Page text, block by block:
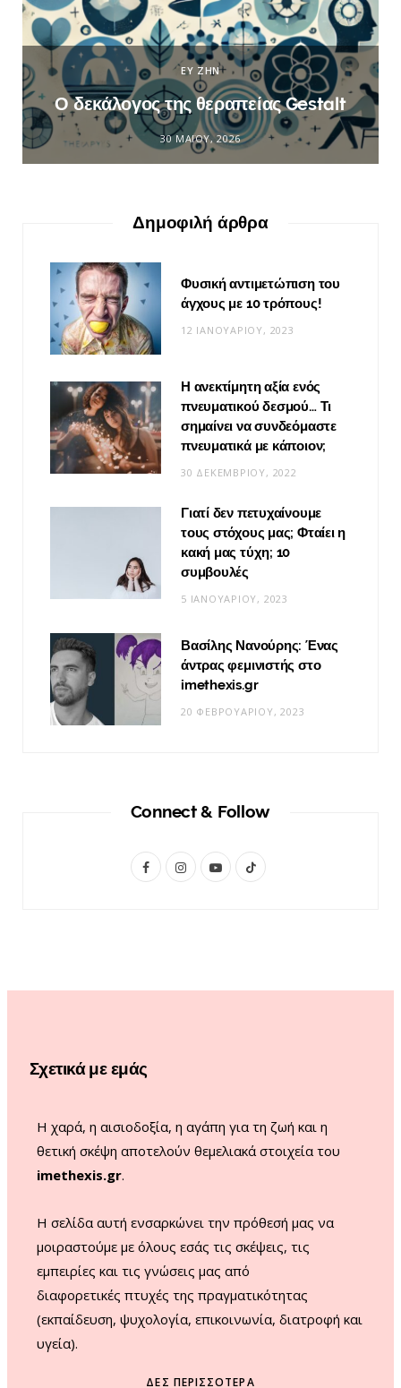
ΕΥ ΖΗΝ
Ο δεκάλογος της θεραπείας Gestalt
30 ΜΑΪ́ΟΥ, 2026
Δημοφιλή άρθρα
Φυσική αντιμετώπιση του
άγχους με 10 τρόπους!
12 ΙΑΝΟΥΑΡΊΟΥ, 2023
Η ανεκτίμητη αξία ενός
πνευματικού δεσμού… Τι
σημαίνει να συνδεόμαστε
πνευματικά με κάποιον;
30 ΔΕΚΕΜΒΡΊΟΥ, 2022
Γιατί δεν πετυχαίνουμε
τους στόχους μας; Φταίει η
κακή μας τύχη; 10
συμβουλές
5 ΙΑΝΟΥΑΡΊΟΥ, 2023
Βασίλης Νανούρης: Ένας
άντρας φεμινιστής στο
imethexis.gr
20 ΦΕΒΡΟΥΑΡΊΟΥ, 2023
Connect & Follow
F
b
I
a
Y
u
T
o
Σχετικά με εμάς
Η χαρά, η αισιοδοξία, η αγάπη για τη ζωή και η
θετική σκέψη αποτελούν θεμελιακά στοιχεία του
imethexis.gr.
H σελίδα αυτή ενσαρκώνει την πρόθεσή μας να
μοιραστούμε με όλους εσάς τις σκέψεις, τις
εμπειρίες και τις γνώσεις μας από
διαφορετικές πτυχές της πραγματικότητας
(εκπαίδευση, ψυχολογία, επικοινωνία, διατροφή και
υγεία).
ΔΕΣ ΠΕΡΙΣΣΌΤΕΡΑ